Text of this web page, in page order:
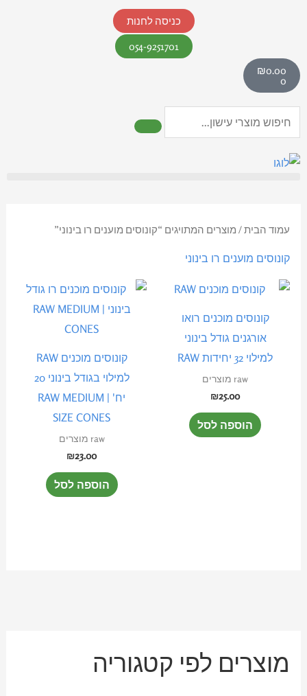
כניסה לחנות
054-9251701
₪0.00
0
עגלת
קניות
מוצרים לפי קטגוריה
ח
עמוד הבית/ מוצרים המתויגים “קונוסים מוענים רו בינוני”
קונוסים מוענים רו בינוני
קונוסים מוכנים רואו
אורגנים גודל בינוני
למילוי 32 יחידות RAW
raw מוצרים
₪25.00
הוספה לסל
קונוסים מוכנים RAW
למילוי בגודל בינוני 20
יח' | RAW MEDIUM
SIZE CONES
raw מוצרים
₪23.00
הוספה לסל